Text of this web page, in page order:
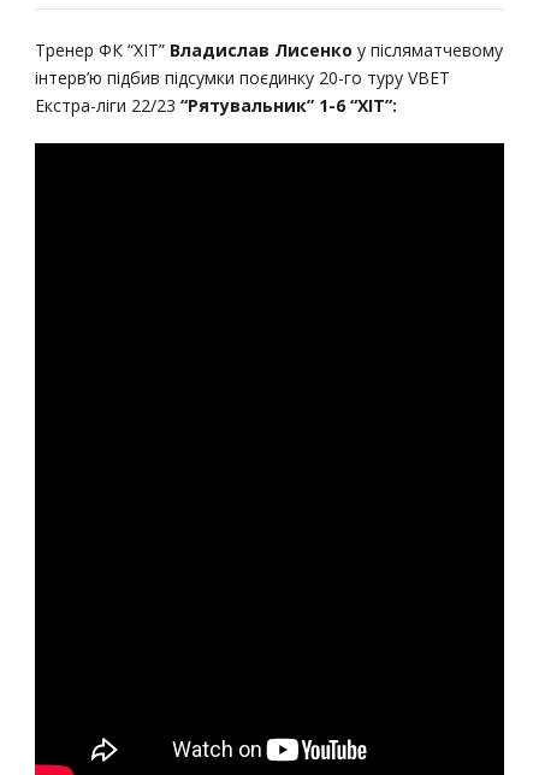
Тренер ФК “ХІТ” Владислав Лисенко у післяматчевому
інтерв’ю підбив підсумки поєдинку 20-го туру VBET
Екстра-ліги 22/23 “Рятувальник” 1-6 “ХІТ”: